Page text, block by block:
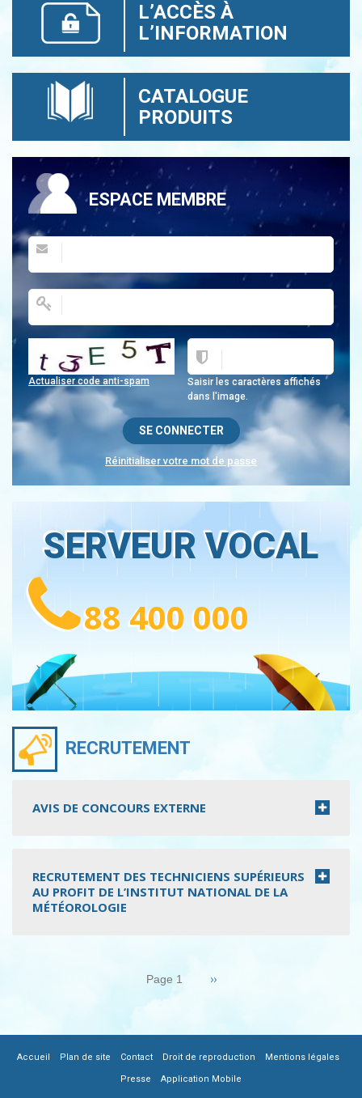
L’ACCÈS À
L’INFORMATION
CATALOGUE
PRODUITS
ESPACE MEMBRE
Saisir les caractères affichés
dans l'image.
Actualiser code anti-spam
Réinitialiser votre mot de passe
SERVEUR VOCAL
88 400 000
RECRUTEMENT
AVIS DE CONCOURS EXTERNE
RECRUTEMENT DES TECHNICIENS SUPÉRIEURS
AU PROFIT DE L’INSTITUT NATIONAL DE LA
MÉTÉOROLOGIE
Page 1 Page
››
FOOTER
Accueil Plan de site Contact| Droit de reproduction Mentions légales|
Presse Application Mobile